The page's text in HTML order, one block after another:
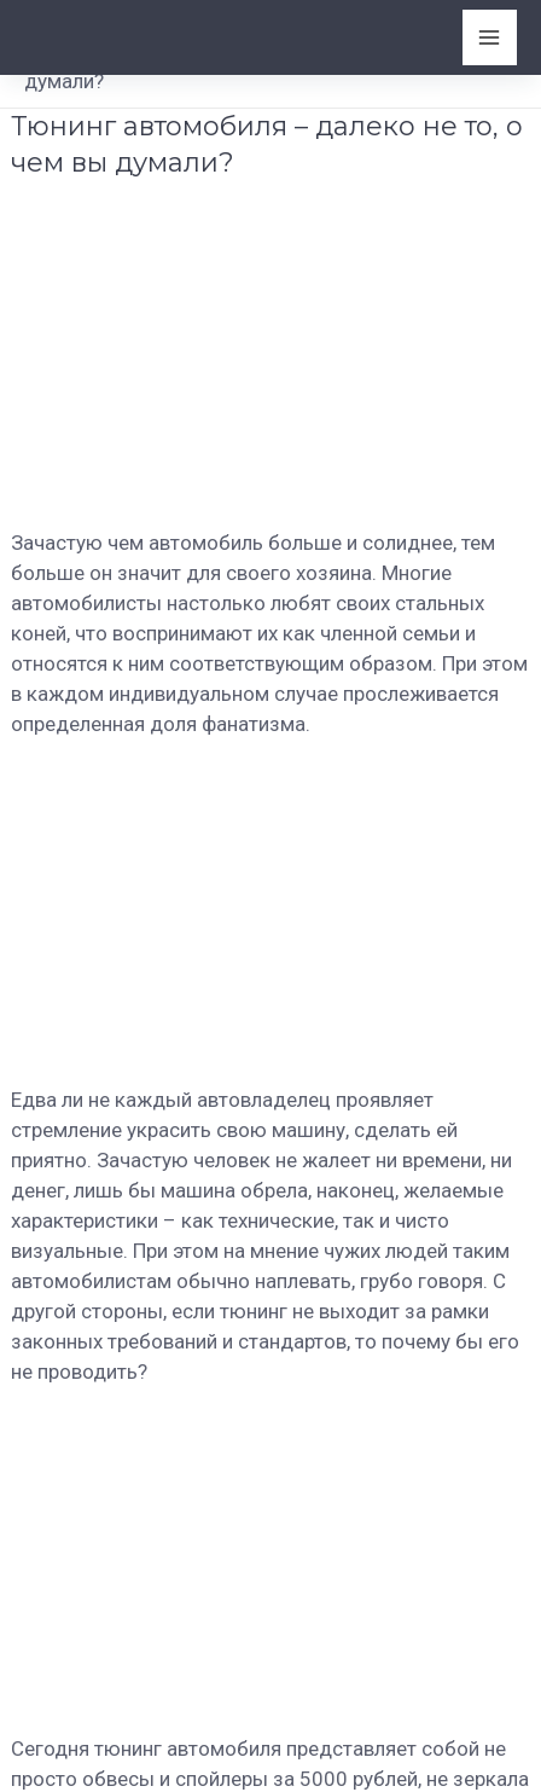
содержимому
думали?
Тюнинг автомобиля – далеко не то, о
чем вы думали?
Зачастую чем автомобиль больше и солиднее, тем
больше он значит для своего хозяина. Многие
автомобилисты настолько любят своих стальных
коней, что воспринимают их как членной семьи и
относятся к ним соответствующим образом. При этом
в каждом индивидуальном случае прослеживается
определенная доля фанатизма.
Едва ли не каждый автовладелец проявляет
стремление украсить свою машину, сделать ей
приятно. Зачастую человек не жалеет ни времени, ни
денег, лишь бы машина обрела, наконец, желаемые
характеристики – как технические, так и чисто
визуальные. При этом на мнение чужих людей таким
автомобилистам обычно наплевать, грубо говоря. С
другой стороны, если тюнинг не выходит за рамки
законных требований и стандартов, то почему бы его
не проводить?
Сегодня тюнинг автомобиля представляет собой не
просто обвесы и спойлеры за 5000 рублей, не зеркала